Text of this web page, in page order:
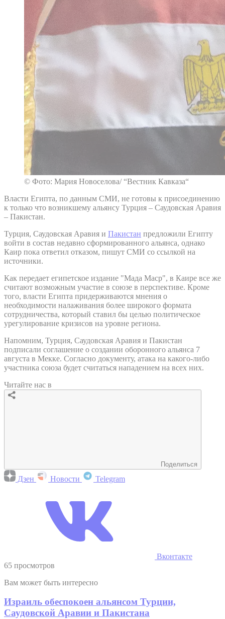
© Фото: Мария Новоселова/ “Вестник Кавказа“
Власти Египта, по данным СМИ, не готовы к присоединению
к только что возникшему альянсу Турция – Саудовская Аравия
– Пакистан.
Турция, Саудовская Аравия и Пакистан предложили Египту
войти в состав недавно сформированного альянса, однако
Каир пока ответил отказом, пишут СМИ со ссылкой на
источники.
Как передает египетское издание "Мада Маср", в Каире все же
считают возможным участие в союзе в перспективе. Кроме
того, власти Египта придерживаются мнения о
необходимости налаживания более широкого формата
сотрудничества, который ставил бы целью политическое
урегулирование кризисов на уровне региона.
Напомним, Турция, Саудовская Аравия и Пакистан
подписали соглашение о создании оборонного альянса 7
августа в Мекке. Согласно документу, атака на какого-либо
участника союза будет считаться нападением на всех них.
Читайте нас в
Поделиться
Дзен Новости Telegram
Вконтакте
65 просмотров
Вам может быть интересно
Израиль обеспокоен альянсом Турции,
Саудовской Аравии и Пакистана